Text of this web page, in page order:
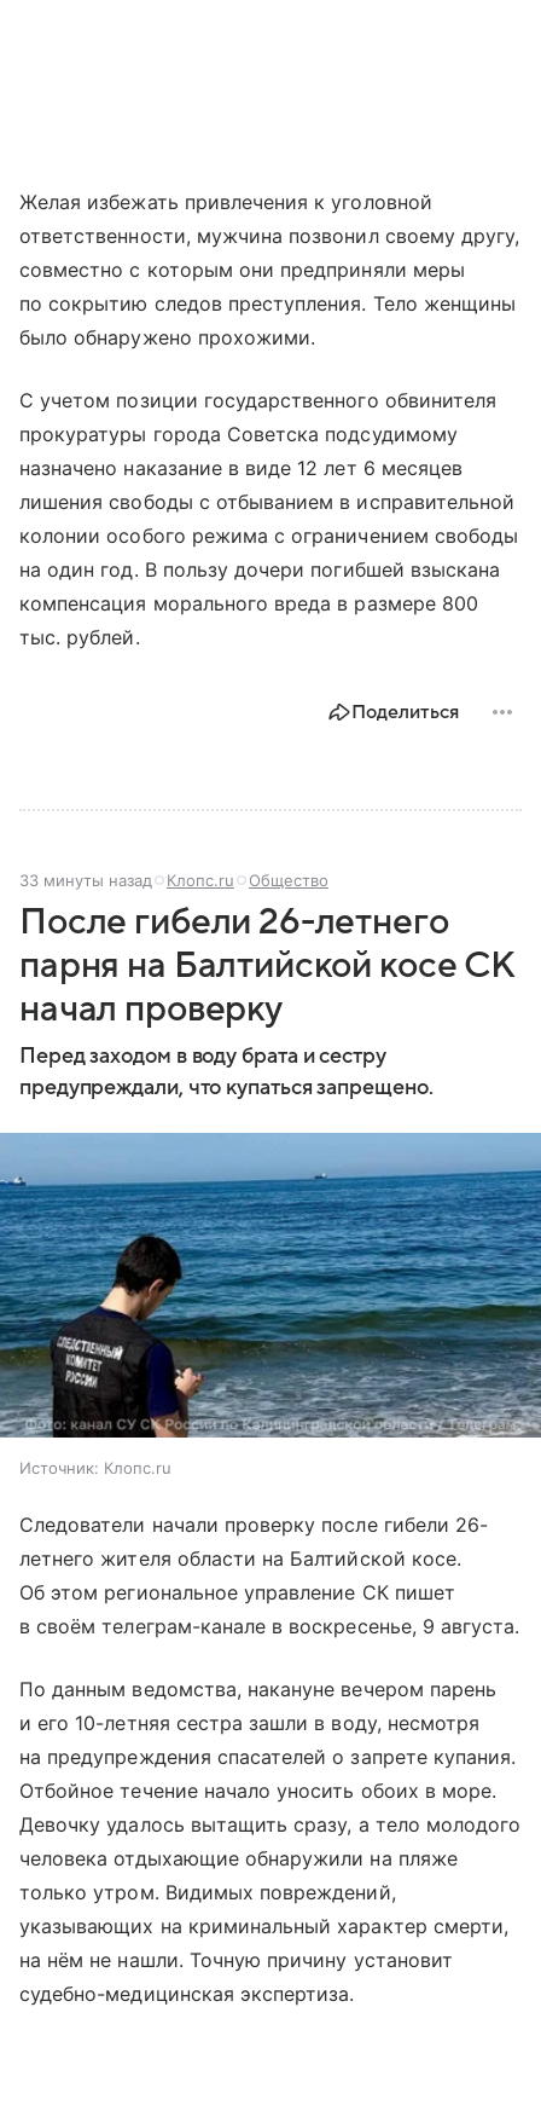
Желая избежать привлечения к уголовной
ответственности, мужчина позвонил своему другу,
совместно с которым они предприняли меры
по сокрытию следов преступления. Тело женщины
было обнаружено прохожими.
С учетом позиции государственного обвинителя
прокуратуры города Советска подсудимому
назначено наказание в виде 12 лет 6 месяцев
лишения свободы с отбыванием в исправительной
колонии особого режима с ограничением свободы
на один год. В пользу дочери погибшей взыскана
компенсация морального вреда в размере 800
тыс. рублей.
Поделиться
33 минуты назад Клопс.ru Общество
После гибели 26-летнего
парня на Балтийской косе СК
начал проверку
Перед заходом в воду брата и сестру
предупреждали, что купаться запрещено.
Источник: Клопс.ru
Следователи начали проверку после гибели 26-
летнего жителя области на Балтийской косе.
Об этом региональное управление СК пишет
в своём телеграм-канале в воскресенье, 9 августа.
По данным ведомства, накануне вечером парень
и его 10-летняя сестра зашли в воду, несмотря
на предупреждения спасателей о запрете купания.
Отбойное течение начало уносить обоих в море.
Девочку удалось вытащить сразу, а тело молодого
человека отдыхающие обнаружили на пляже
только утром. Видимых повреждений,
указывающих на криминальный характер смерти,
на нём не нашли. Точную причину установит
судебно-медицинская экспертиза.